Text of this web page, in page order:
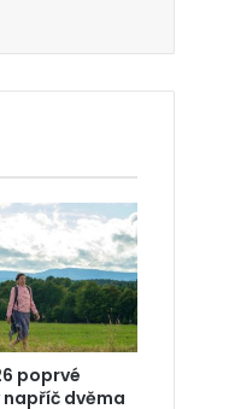
poprvé
dvěma